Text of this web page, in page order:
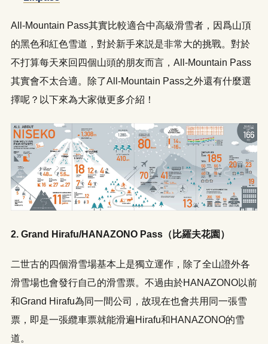
All-Mountain Pass其實比較適合中高級滑雪者，因爲山頂
的黑色和紅色雪道，對於新手來説是非常大的挑戰。對於
不打算每天來回四個山頭的朋友而言，All-Mountain Pass
其實會不太合適。除了All-Mountain Pass之外還有什麼選
擇呢？以下來為大家做更多介紹！
2. Grand Hirafu/HANAZONO Pass（比羅夫花園）
二世古的四個滑雪場基本上是獨立運作，除了全山證外各
滑雪場也會發行自己的滑雪票。不過由於HANAZONO以前
和Grand Hirafu為同一間公司，故現在也會共用同一張雪
票，即是一張纜車票就能滑遍Hirafu和HANAZONO的雪
道。